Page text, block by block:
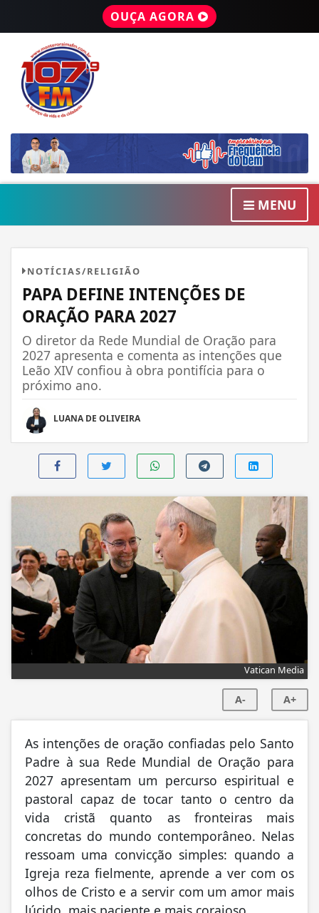
OUÇA AGORA
MENU
NOTÍCIAS/RELIGIÃO
PAPA DEFINE INTENÇÕES DE
ORAÇÃO PARA 2027
O diretor da Rede Mundial de Oração para
2027 apresenta e comenta as intenções que
Leão XIV confiou à obra pontifícia para o
próximo ano.
LUANA DE OLIVEIRA
Vatican Media
A- A+
As intenções de oração confiadas pelo Santo
Padre à sua Rede Mundial de Oração para
2027 apresentam um percurso espiritual e
pastoral capaz de tocar tanto o centro da
vida cristã quanto as fronteiras mais
concretas do mundo contemporâneo. Nelas
ressoam uma convicção simples: quando a
Igreja reza fielmente, aprende a ver com os
olhos de Cristo e a servir com um amor mais